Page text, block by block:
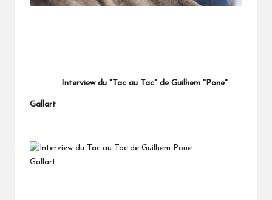
Interview du "Tac au Tac" de Guilhem "Pone"
Gallart